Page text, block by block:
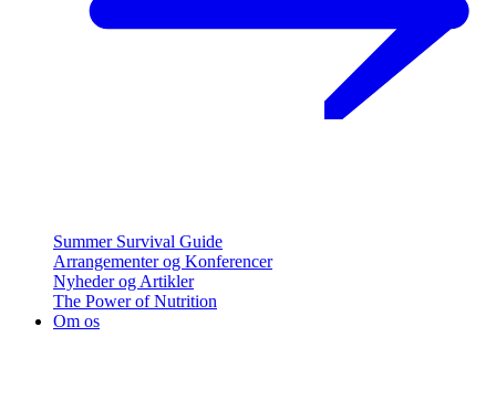
Summer Survival Guide
Arrangementer og Konferencer
Nyheder og Artikler
The Power of Nutrition
Om os